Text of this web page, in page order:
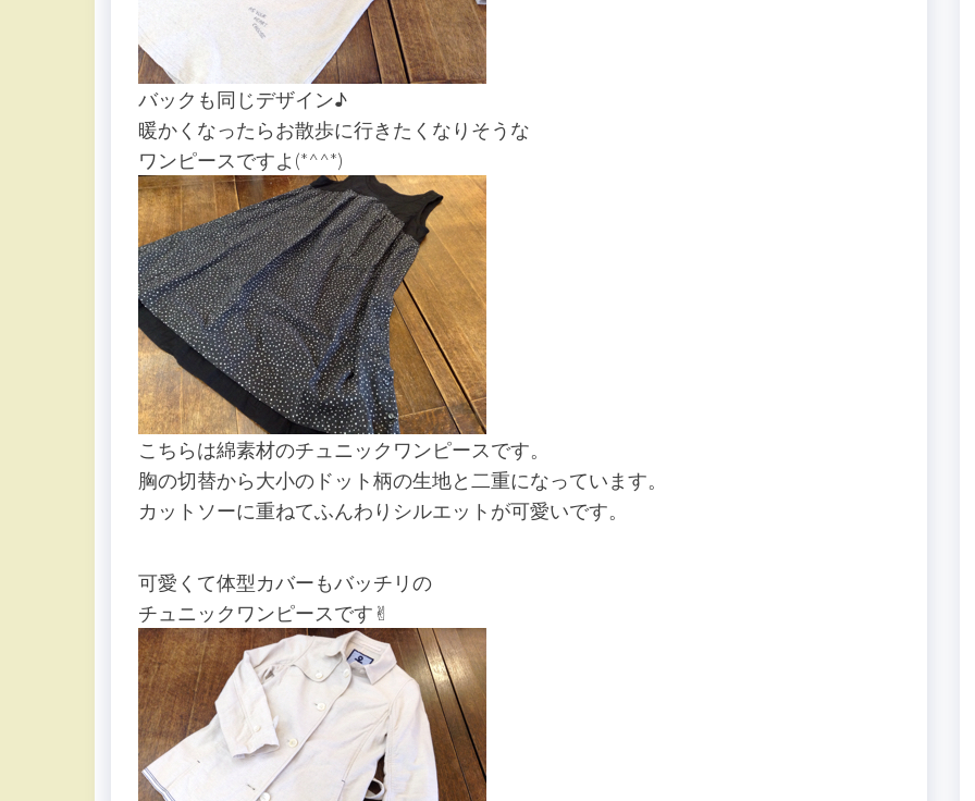
バックも同じデザイン♪
暖かくなったらお散歩に行きたくなりそうな
ワンピースですよ(*^^*)
こちらは綿素材のチュニックワンピースです。
胸の切替から大小のドット柄の生地と二重になっています。
カットソーに重ねてふんわりシルエットが可愛いです。
可愛くて体型カバーもバッチリの
チュニックワンピースです✌︎